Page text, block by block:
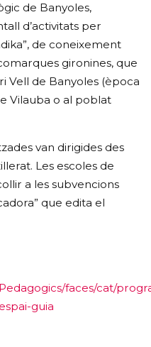
de Banyoles,
d’activitats per
de coneixement
gironines, que
Vell de Banyoles (època
Vilauba o al poblat
van dirigides des
Les escoles de
a les subvencions
que edita el
faces/cat/
guia